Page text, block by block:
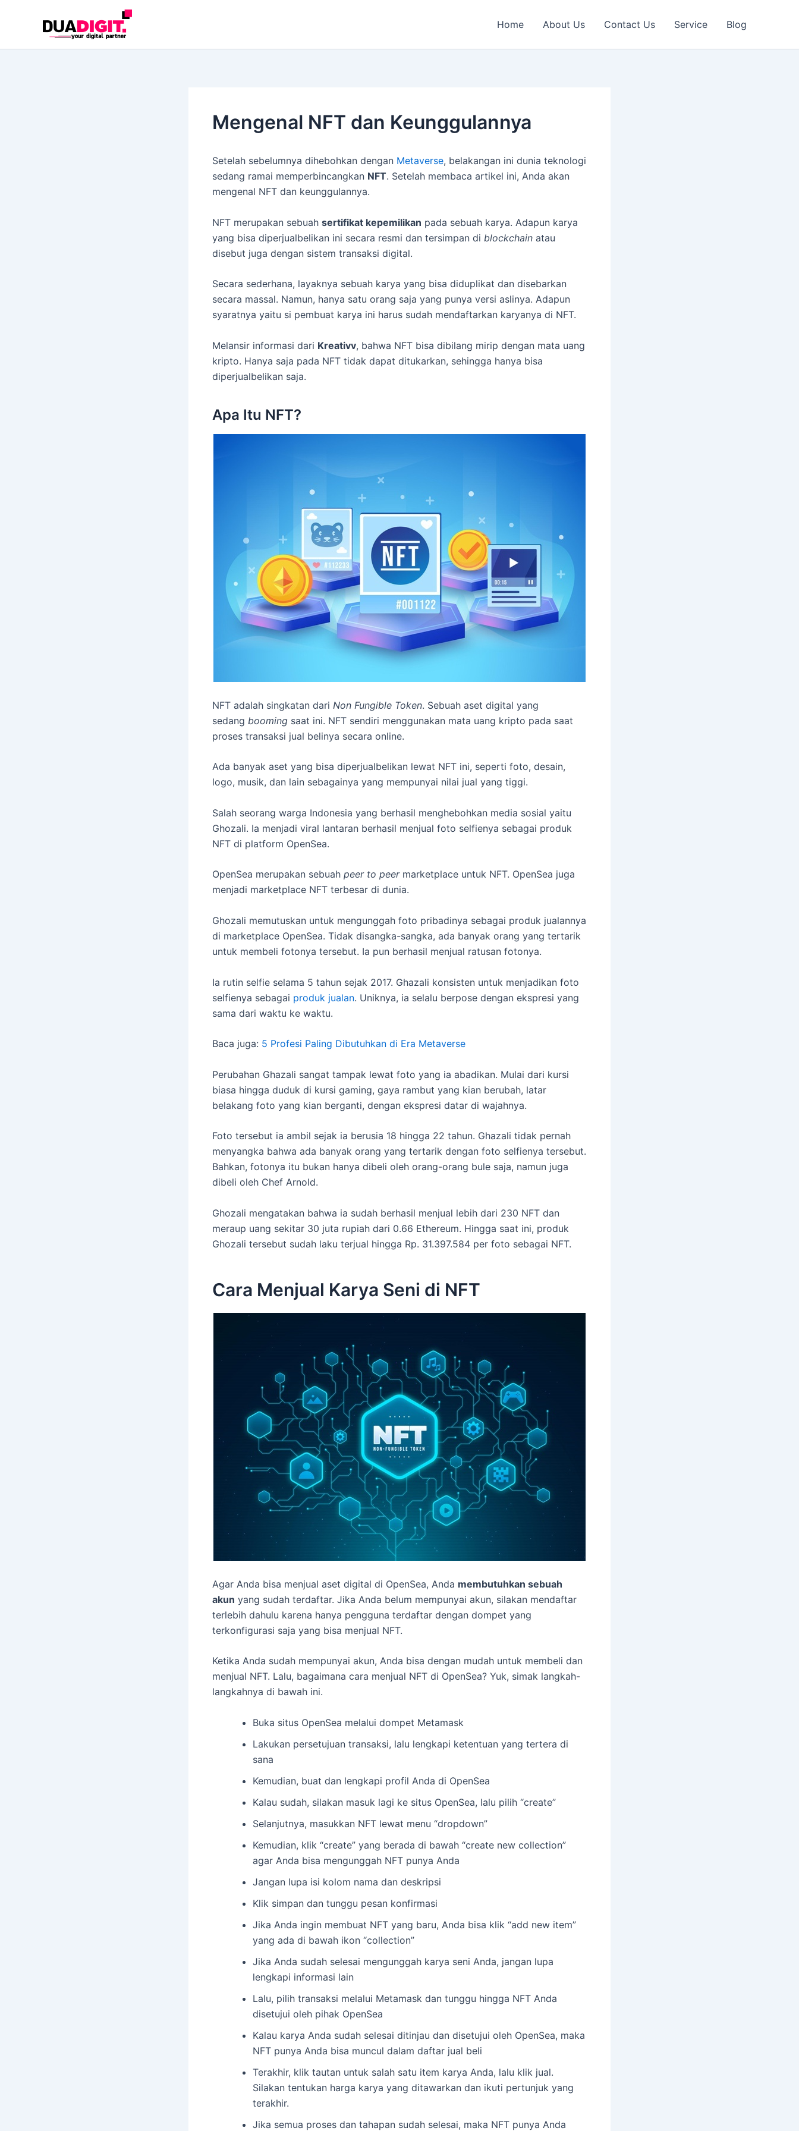
Home About Us Contact Us Service Blog
Mengenal NFT dan Keunggulannya
Setelah sebelumnya dihebohkan dengan Metaverse, belakangan ini dunia teknologi
sedang ramai memperbincangkan NFT. Setelah membaca artikel ini, Anda akan
mengenal NFT dan keunggulannya.
NFT merupakan sebuah sertifikat kepemilikan pada sebuah karya. Adapun karya
yang bisa diperjualbelikan ini secara resmi dan tersimpan di blockchain atau
disebut juga dengan sistem transaksi digital.
Secara sederhana, layaknya sebuah karya yang bisa diduplikat dan disebarkan
secara massal. Namun, hanya satu orang saja yang punya versi aslinya. Adapun
syaratnya yaitu si pembuat karya ini harus sudah mendaftarkan karyanya di NFT.
Melansir informasi dari Kreativv, bahwa NFT bisa dibilang mirip dengan mata uang
kripto. Hanya saja pada NFT tidak dapat ditukarkan, sehingga hanya bisa
diperjualbelikan saja.
Apa Itu NFT?
NFT adalah singkatan dari Non Fungible Token. Sebuah aset digital yang
sedang booming saat ini. NFT sendiri menggunakan mata uang kripto pada saat
proses transaksi jual belinya secara online.
Ada banyak aset yang bisa diperjualbelikan lewat NFT ini, seperti foto, desain,
logo, musik, dan lain sebagainya yang mempunyai nilai jual yang tiggi.
Salah seorang warga Indonesia yang berhasil menghebohkan media sosial yaitu
Ghozali. Ia menjadi viral lantaran berhasil menjual foto selfienya sebagai produk
NFT di platform OpenSea.
OpenSea merupakan sebuah peer to peermarketplace untuk NFT. OpenSea juga
menjadi marketplace NFT terbesar di dunia.
Ghozali memutuskan untuk mengunggah foto pribadinya sebagai produk jualannya
di marketplace OpenSea. Tidak disangka-sangka, ada banyak orang yang tertarik
untuk membeli fotonya tersebut. Ia pun berhasil menjual ratusan fotonya.
Ia rutin selfie selama 5 tahun sejak 2017. Ghazali konsisten untuk menjadikan foto
selfienya sebagai produk jualan. Uniknya, ia selalu berpose dengan ekspresi yang
sama dari waktu ke waktu.
Baca juga: 5 Profesi Paling Dibutuhkan di Era Metaverse
Perubahan Ghazali sangat tampak lewat foto yang ia abadikan. Mulai dari kursi
biasa hingga duduk di kursi gaming, gaya rambut yang kian berubah, latar
belakang foto yang kian berganti, dengan ekspresi datar di wajahnya.
Foto tersebut ia ambil sejak ia berusia 18 hingga 22 tahun. Ghazali tidak pernah
menyangka bahwa ada banyak orang yang tertarik dengan foto selfienya tersebut.
Bahkan, fotonya itu bukan hanya dibeli oleh orang-orang bule saja, namun juga
dibeli oleh Chef Arnold.
Ghozali mengatakan bahwa ia sudah berhasil menjual lebih dari 230 NFT dan
meraup uang sekitar 30 juta rupiah dari 0.66 Ethereum. Hingga saat ini, produk
Ghozali tersebut sudah laku terjual hingga Rp. 31.397.584 per foto sebagai NFT.
Cara Menjual Karya Seni di NFT
Agar Anda bisa menjual aset digital di OpenSea, Anda membutuhkan sebuah
akun yang sudah terdaftar. Jika Anda belum mempunyai akun, silakan mendaftar
terlebih dahulu karena hanya pengguna terdaftar dengan dompet yang
terkonfigurasi saja yang bisa menjual NFT.
Ketika Anda sudah mempunyai akun, Anda bisa dengan mudah untuk membeli dan
menjual NFT. Lalu, bagaimana cara menjual NFT di OpenSea? Yuk, simak langkah-
langkahnya di bawah ini.
Buka situs OpenSea melalui dompet Metamask
Lakukan persetujuan transaksi, lalu lengkapi ketentuan yang tertera di
sana
Kemudian, buat dan lengkapi profil Anda di OpenSea
Kalau sudah, silakan masuk lagi ke situs OpenSea, lalu pilih “create”
Selanjutnya, masukkan NFT lewat menu “dropdown”
Kemudian, klik “create” yang berada di bawah “create new collection”
agar Anda bisa mengunggah NFT punya Anda
Jangan lupa isi kolom nama dan deskripsi
Klik simpan dan tunggu pesan konfirmasi
Jika Anda ingin membuat NFT yang baru, Anda bisa klik “add new item”
yang ada di bawah ikon “collection”
Jika Anda sudah selesai mengunggah karya seni Anda, jangan lupa
lengkapi informasi lain
Lalu, pilih transaksi melalui Metamask dan tunggu hingga NFT Anda
disetujui oleh pihak OpenSea
Kalau karya Anda sudah selesai ditinjau dan disetujui oleh OpenSea, maka
NFT punya Anda bisa muncul dalam daftar jual beli
Terakhir, klik tautan untuk salah satu item karya Anda, lalu klik jual.
Silakan tentukan harga karya yang ditawarkan dan ikuti pertunjuk yang
terakhir.
Jika semua proses dan tahapan sudah selesai, maka NFT punya Anda